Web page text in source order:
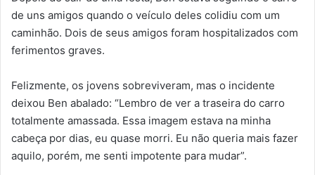
de uns amigos quando o veículo deles colidiu com um
caminhão. Dois de seus amigos foram hospitalizados com
ferimentos graves.
Felizmente, os jovens sobreviveram, mas o incidente
deixou Ben abalado: “Lembro de ver a traseira do carro
totalmente amassada. Essa imagem estava na minha
cabeça por dias, eu quase morri. Eu não queria mais fazer
aquilo, porém, me senti impotente para mudar”.